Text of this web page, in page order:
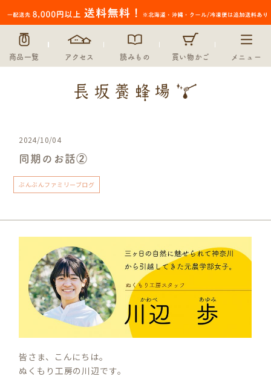
商品一覧 アクセス 読みもの 買い物かご メニュー
2024/10/04
同期のお話②
ぶんぶんファミリーブログ
皆さま、こんにちは。
ぬくもり工房の川辺です。